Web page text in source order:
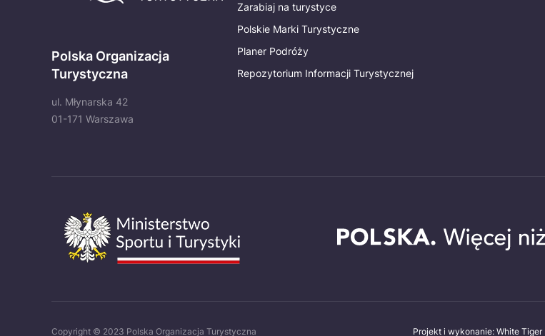
Polska Organizacja
Turystyczna
ul. Młynarska 42
01-171 Warszawa
Zarabiaj na turystyce
Polskie Marki Turystyczne
Planer Podróży
Repozytorium Informacji Turystycznej
Copyright © 2023 Polska Organizacja Turystyczna Projekt i wykonanie: White Tiger